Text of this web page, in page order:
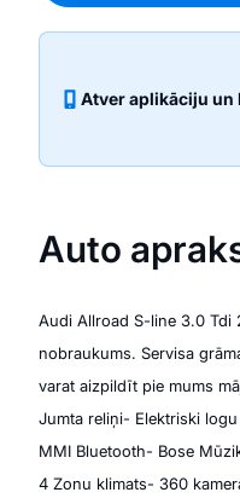
Atver aplikāciju un
Auto
Audi Allroad S-line 3.0 Tdi
nobraukums. Servisa
varat aizpildīt pie mums
Jumta reliņi- Elektriski
MMI Bluetooth- Bose
4 Zonu klimats- 360